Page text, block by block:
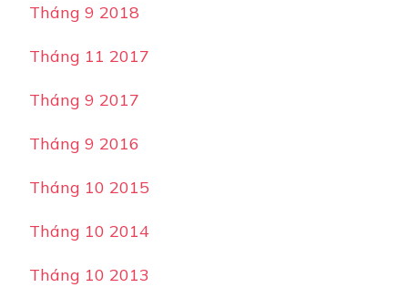
Tháng 9 2018
Tháng 11 2017
Tháng 9 2017
Tháng 9 2016
Tháng 10 2015
Tháng 10 2014
Tháng 10 2013